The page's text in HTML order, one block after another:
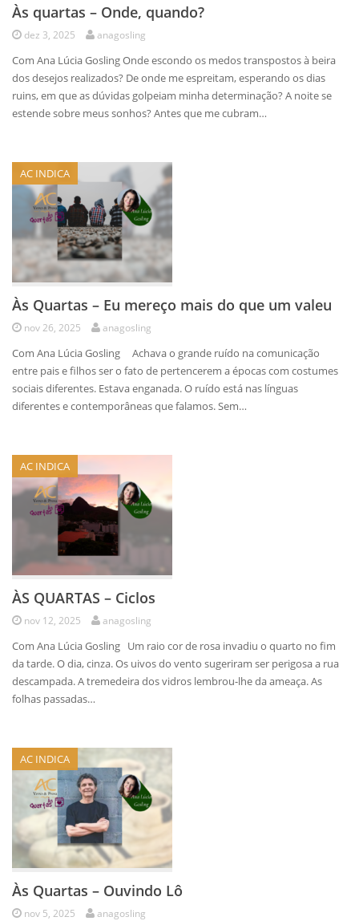
Às quartas – Onde, quando?
dez 3, 2025 anagosling
Com Ana Lúcia Gosling Onde escondo os medos transpostos à beira
dos desejos realizados? De onde me espreitam, esperando os dias
ruins, em que as dúvidas golpeiam minha determinação? A noite se
estende sobre meus sonhos? Antes que me cubram…
AC INDICA
Às Quartas – Eu mereço mais do que um valeu
nov 26, 2025 anagosling
Com Ana Lúcia Gosling Achava o grande ruído na comunicação
entre pais e filhos ser o fato de pertencerem a épocas com costumes
sociais diferentes. Estava enganada. O ruído está nas línguas
diferentes e contemporâneas que falamos. Sem…
AC INDICA
ÀS QUARTAS – Ciclos
nov 12, 2025 anagosling
Com Ana Lúcia Gosling Um raio cor de rosa invadiu o quarto no fim
da tarde. O dia, cinza. Os uivos do vento sugeriram ser perigosa a rua
descampada. A tremedeira dos vidros lembrou-lhe da ameaça. As
folhas passadas…
AC INDICA
Às Quartas – Ouvindo Lô
nov 5, 2025 anagosling